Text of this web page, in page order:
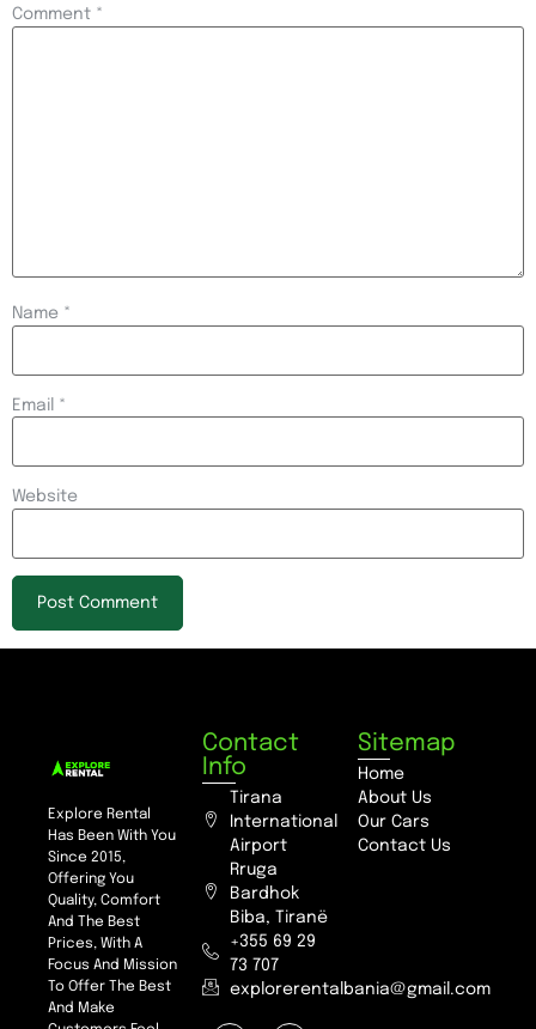
Comment *
Name *
Email *
Website
Explore Rental
Has Been With You
Since 2015,
Offering You
Quality, Comfort
And The Best
Prices, With A
Focus And Mission
To Offer The Best
And Make
Contact
Info
Tirana
International
Airport
Rruga
Bardhok
Biba, Tiranë
+355 69 29
73 707
explorerentalbania@gmail.com
Sitemap
Home
About Us
Our Cars
Contact Us